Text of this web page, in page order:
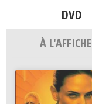
DVD
À L'AFFICHE